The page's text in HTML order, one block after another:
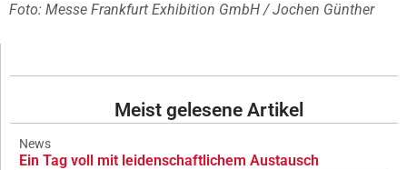
Foto: Messe Frankfurt Exhibition GmbH / Jochen Günther
Meist gelesene Artikel
News
Ein Tag voll mit leidenschaftlichem Austausch